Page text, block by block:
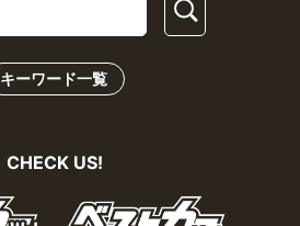
キーワード一覧
CHECK US!